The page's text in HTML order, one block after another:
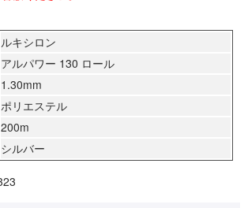
ルキシロン
アルパワー 130 ロール
1.30mm
ポリエステル
200m
シルバー